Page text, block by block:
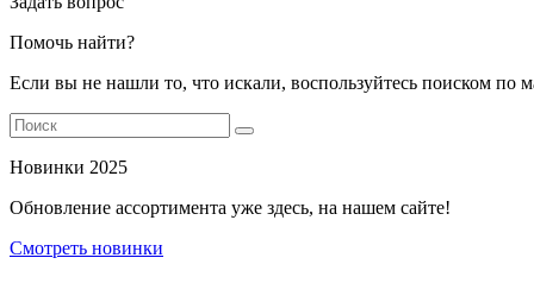
Помочь найти?
Если вы не нашли то, что искали, воспользуйтесь поиском по
Новинки 2025
Обновление ассортимента уже здесь, на нашем сайте!
Смотреть новинки